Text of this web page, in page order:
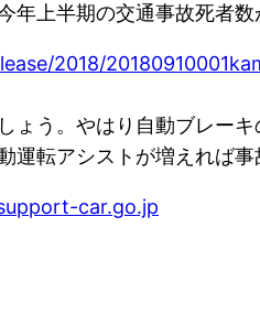
年上半期の交通事故死者
2018/
ょう。やはり自動ブレー
運転アシストが増えれば